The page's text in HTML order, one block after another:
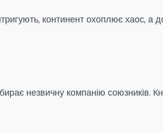
континент охоплює хаос, а
незвичну компанію союзників.